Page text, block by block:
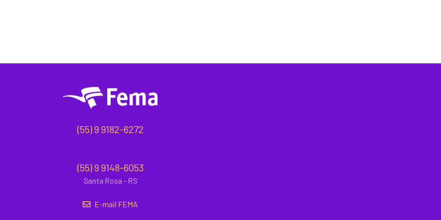
(55) 9 9182-6272
(55) 9 9148-6053
Santa Rosa - RS
E-mail FEMA